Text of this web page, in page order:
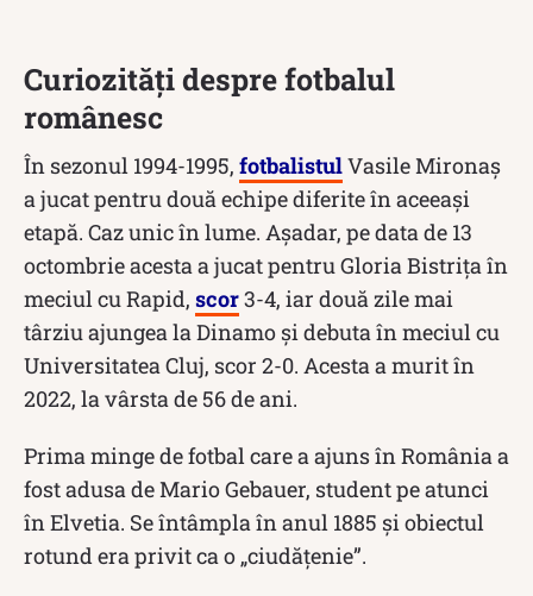
Curiozități despre fotbalul
românesc
În sezonul 1994-1995, fotbalistulVasile Mironaș
a jucat pentru două echipe diferite în aceeași
etapă. Caz unic în lume. Așadar, pe data de 13
octombrie acesta a jucat pentru Gloria Bistrița în
meciul cu Rapid, scor3-4, iar două zile mai
târziu ajungea la Dinamo și debuta în meciul cu
Universitatea Cluj, scor 2-0. Acesta a murit în
2022, la vârsta de 56 de ani.
Prima minge de fotbal care a ajuns în România a
fost adusa de Mario Gebauer, student pe atunci
în Elvetia. Se întâmpla în anul 1885 și obiectul
rotund era privit ca o „ciudățenie”.